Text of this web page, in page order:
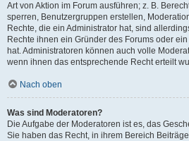
Art von Aktion im Forum ausführen; z. B.
sperren, Benutzergruppen erstellen,
Rechte, die ein Administrator hat, sind
Rechte ihnen ein Gründer des Forums oder
hat. Administratoren können auch volle
wenn ihnen das entsprechende Recht erteilt
Nach oben
Was sind Moderatoren?
Die Aufgabe der Moderatoren ist es, das
Sie haben das Recht, in ihrem Bereich